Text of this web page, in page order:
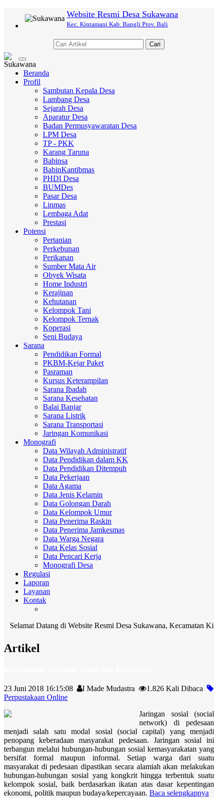
Website Resmi Desa Sukawana
Kec. Kintamani Kab. Bangli Prov. Bali
Cari
Toggle
navigation
Beranda
Profil
Sambutan Kepala Desa
Lambang Desa
Sejarah Desa
Aparatur Desa
Badan Permusyawaratan Desa
LPM Desa
TP - PKK
Karang Taruna
Babinsa
BabinKantibmas
PHDI Desa
BUMDes
Pasar Desa
Linmas
Lembaga Adat
Prestasi
Potensi
Pertanian
Perkebunan
Perikanan
Sumber Mata Air
Obyek Wisata
Home Industri
Kerajinan
Kehutanan
Kelompok Tani
Kelompok Ternak
Koperasi
Seni Budaya
Sarana
Pendidikan Formal
PKBM-Kejar Paket
Pasraman
Kursus Keterampilan
Sarana Ibadah
Sarana Kesehatan
Balai Banjar
Sarana Listrik
Sarana Transportasi
Jaringan Komunikasi
Monografi
Data Wilayah Administratif
Data Pendidikan dalam KK
Data Pendidikan Ditempuh
Data Pekerjaan
Data Agama
Data Jenis Kelamin
Data Golongan Darah
Data Kelompok Umur
Data Penerima Raskin
Data Penerima Jamkesmas
Data Warga Negara
Data Kelas Sosial
Data Pencari Kerja
Monografi Desa
Regulasi
Laporan
Layanan
Kontak
Datang di Website Resmi Desa Sukawana, Kecamatan
Artikel
23 Juni 2018 16:15:08 I Made Mudastra
1.826 Kali Dibaca
Perpustakaan Online
Jaringan sosial (social
network) di pedesaan
menjadi salah satu modal sosial (social capital) yang menjadi
penopang keberadaan masyarakat pedesaan. Jaringan sosial ini
terbangun melalui hubungan-hubungan sosial kemasyarakatan yang
bersifat formal maupun informal. Setiap warga dari suatu
masyarakat di pedesaan dipastikan secara alamiah akan melakukan
hubungan-hubungan sosial yang kongkrit hingga terbentuk suatu
kelompok sosial, baik berdasarkan ikatan atas dasar kepentingan
ekonomi, politik maupun budaya/kepercayaan. Baca selengkapnya